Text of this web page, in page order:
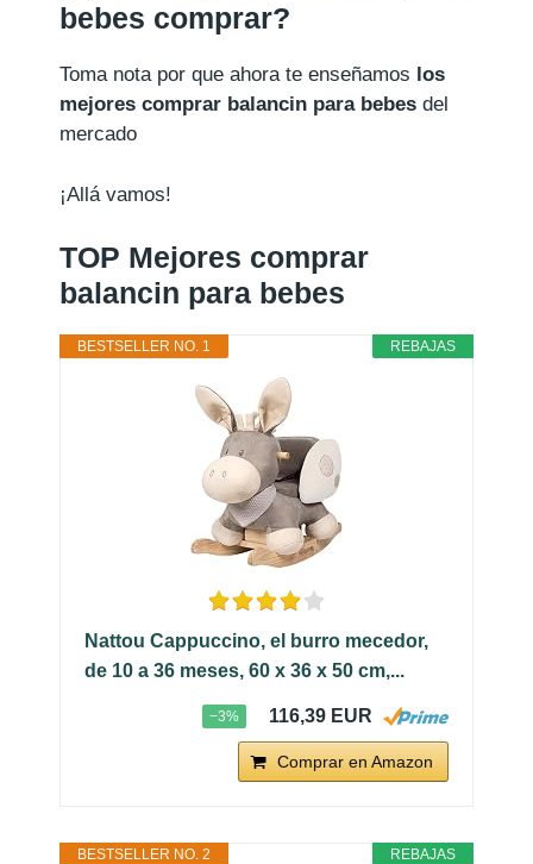
bebes comprar?
Toma nota por que ahora te enseñamos los
mejores comprar balancin para bebes del
mercado
¡Allá vamos!
TOP Mejores comprar
balancin para bebes
REBAJAS
BESTSELLER NO. 1
Nattou Cappuccino, el burro mecedor,
de 10 a 36 meses, 60 x 36 x 50 cm,...
−3% 116,39 EUR
Comprar en Amazon
REBAJAS
BESTSELLER NO. 2